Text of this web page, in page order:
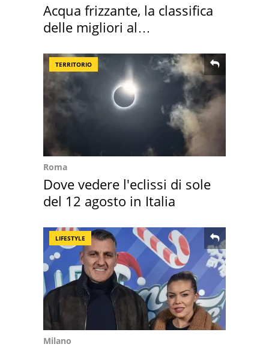
Acqua frizzante, la classifica
delle migliori al
TERRITORIO
Roma
Dove vedere l'eclissi di sole
del 12 agosto in Italia
LIFESTYLE
Milano